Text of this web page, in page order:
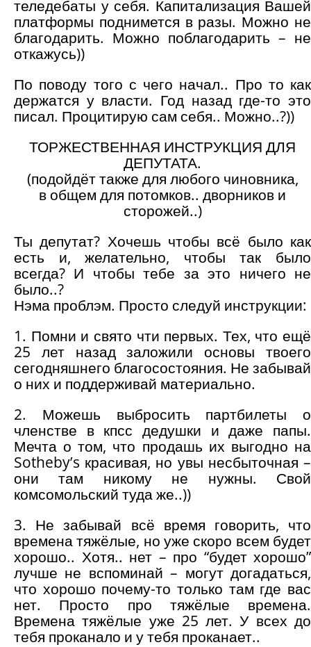
теледебаты у себя. Капитализация Вашей
платформы поднимется в разы. Можно не
благодарить. Можно поблагодарить – не
откажусь))
По поводу того с чего начал.. Про то как
держатся у власти. Год назад где-то это
писал. Процитирую сам себя.. Можно..?))
ТОРЖЕСТВЕННАЯ ИНСТРУКЦИЯ ДЛЯ
ДЕПУТАТА.
(подойдёт также для любого чиновника,
в общем для потомков.. дворников и
сторожей..)
Ты депутат? Хочешь чтобы всё было как
есть и, желательно, чтобы так было
всегда? И чтобы тебе за это ничего не
было..?
Нэма проблэм. Просто следуй инструкции:
1. Помни и свято чти первых. Тех, что ещё
25 лет назад заложили основы твоего
сегодняшнего благосостояния. Не забывай
о них и поддерживай материально.
2. Можешь выбросить партбилеты о
членстве в кпсс дедушки и даже папы.
Мечта о том, что продашь их выгодно на
Sotheby’s красивая, но увы несбыточная –
они там никому не нужны. Свой
комсомольский туда же..))
3. Не забывай всё время говорить, что
времена тяжёлые, но уже скоро всем будет
хорошо.. Хотя.. нет – про “будет хорошо”
лучше не вспоминай – могут догадаться,
что хорошо почему-то только там где вас
нет. Просто про тяжёлые времена.
Времена тяжёлые уже 25 лет. У всех до
тебя проканало и у тебя проканает..